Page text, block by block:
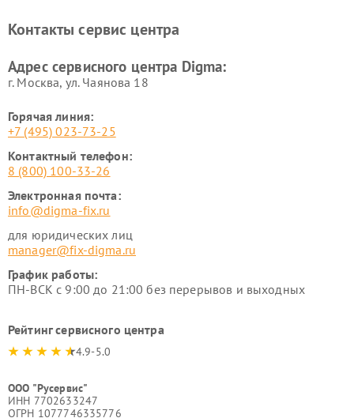
Контакты сервис центра
Адрес сервисного центра Digma:
г. Москва, ул. Чаянова 18
Горячая линия:
+7 (495) 023-73-25
Контактный телефон:
8 (800) 100-33-26
Электронная почта:
info@digma-fix.ru
для юридических лиц
manager@fix-digma.ru
График работы:
ПН-ВСК с 9:00 до 21:00 без перерывов и выходных
Рейтинг сервисного центра
4.9-5.0
ООО "Русервис"
ИНН 7702633247
ОГРН 1077746335776